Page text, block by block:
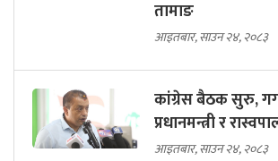
तामाङ
आइतबार, साउन २४, २०८३
कांग्रेस बैठक सुरु,
प्रधानमन्त्री र
आइतबार, साउन २४, २०८३